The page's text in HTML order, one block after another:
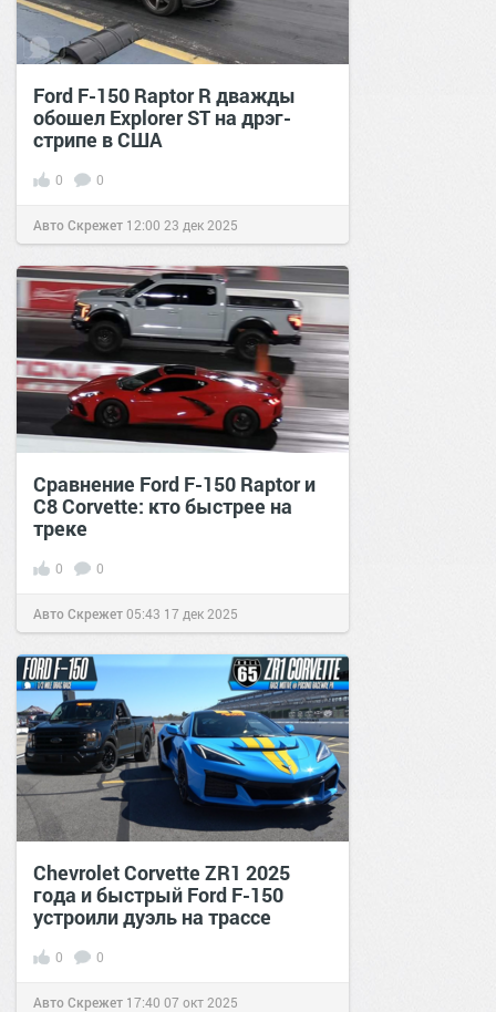
Ford F-150 Raptor R дважды
обошел Explorer ST на дрэг-
стрипе в США
0 0
Авто Скрежет 12:00 23 дек 2025
Сравнение Ford F-150 Raptor и
C8 Corvette: кто быстрее на
треке
0 0
Авто Скрежет05:43 17 дек 2025
Chevrolet Corvette ZR1 2025
года и быстрый Ford F-150
устроили дуэль на трассе
0 0
Авто Скрежет 17:40 07 окт 2025